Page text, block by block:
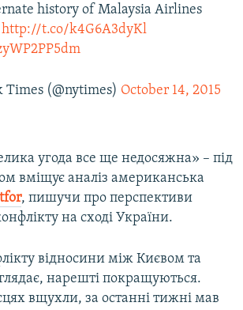
history of Malaysia Airlines
http://t.co/k4G6A3dyKl
(@nytimes) October 14, 2015
угода все ще недосяжна» – під
вміщує аналіз американська
, пишучи про перспективи
на сході України.
відносини між Києвом та
нарешті покращуються.
вщухли, за останні тижні мав